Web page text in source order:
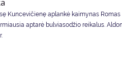
Kuncevičienę aplankė kaimynas Romas
aptarė bulviasodžio reikalus.